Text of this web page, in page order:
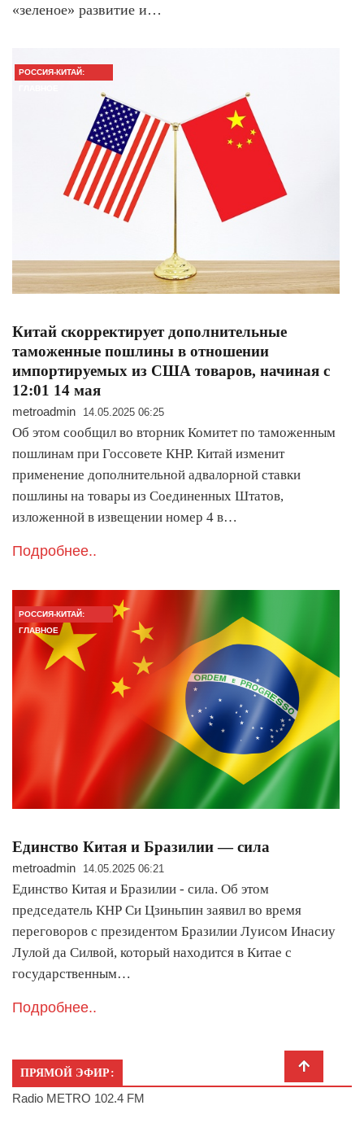
«зеленое» развитие и…
РОССИЯ-КИТАЙ:
Китай скорректирует дополнительные
таможенные пошлины в отношении
импортируемых из США товаров, начиная с
12:01 14 мая
metroadmin 14.05.2025 06:25
Об этом сообщил во вторник Комитет по таможенным
пошлинам при Госсовете КНР. Китай изменит
применение дополнительной адвалорной ставки
пошлины на товары из Соединенных Штатов,
изложенной в извещении номер 4 в…
Подробнее..
РОССИЯ-КИТАЙ:
ГЛАВНОЕ
Единство Китая и Бразилии — сила
metroadmin 14.05.2025 06:21
Единство Китая и Бразилии - сила. Об этом
председатель КНР Си Цзиньпин заявил во время
переговоров с президентом Бразилии Луисом Инасиу
Лулой да Силвой, который находится в Китае с
государственным…
Подробнее..
ПРЯМОЙ ЭФИР:
Radio METRO 102.4 FM